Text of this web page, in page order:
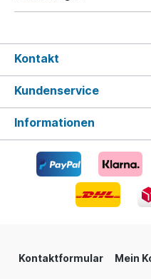
Kontakt
Kundenservice
Informationen
Kontaktformular Mein